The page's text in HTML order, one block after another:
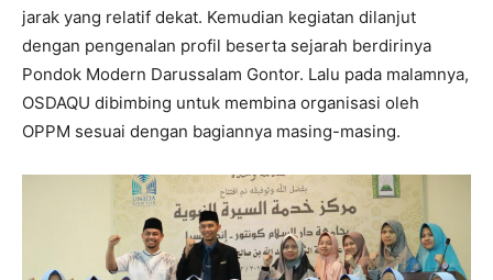
jarak yang relatif dekat. Kemudian kegiatan dilanjut
dengan pengenalan profil beserta sejarah berdirinya
Pondok Modern Darussalam Gontor. Lalu pada malamnya,
OSDAQU dibimbing untuk membina organisasi oleh
OPPM sesuai dengan bagiannya masing-masing.